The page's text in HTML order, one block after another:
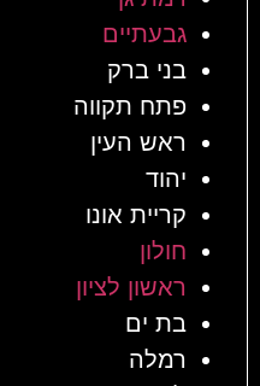
גבעתיים
בני ברק
פתח תקווה
ראש העין
יהוד
קריית אונו
חולון
ראשון לציון
בת ים
רמלה